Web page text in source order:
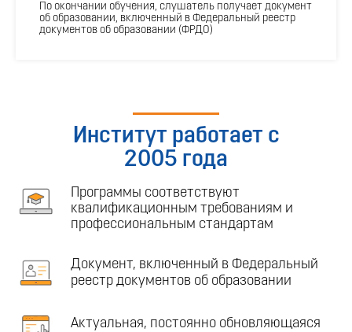
По окончании обучения, слушатель получает документ
об образовании, включенный в Федеральный реестр
документов об образовании (ФРДО)
Институт работает с
2005 года
Программы соответствуют
квалификационным требованиям и
профессиональным стандартам
Документ, включенный в Федеральный
реестр документов об образовании
Актуальная, постоянно обновляющаяся